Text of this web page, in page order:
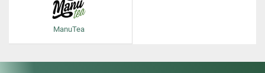
ManuTea